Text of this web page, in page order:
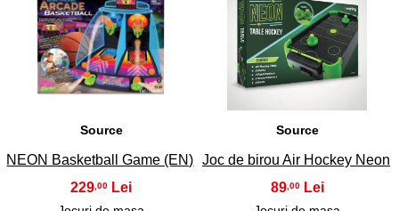
23
Source
NEON Basketball Game (EN)
229 ,00
24
Source
Joc de birou Air Hockey Neon
89,00